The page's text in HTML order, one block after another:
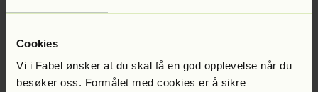
Cookies
Vi i Fabel ønsker at du skal få en god opplevelse når du
besøker oss. Formålet med cookies er å sikre